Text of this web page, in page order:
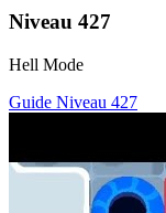
Niveau 427
Hell Mode
Guide Niveau 427